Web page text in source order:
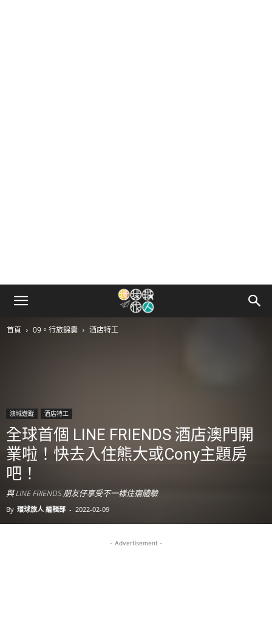
首頁 09。行旅錦囊 酒店特工
澳城遊蹤 酒店特工
全球首個 LINE FRIENDS 酒店澳門開
業啦！快去入住熊大或Cony主題房
吧！
與 LINE FRIENDS 朋友仔享受不一樣住宿體驗
By 環球旅人 編輯部 - 2022-02-09
- Advertisement -